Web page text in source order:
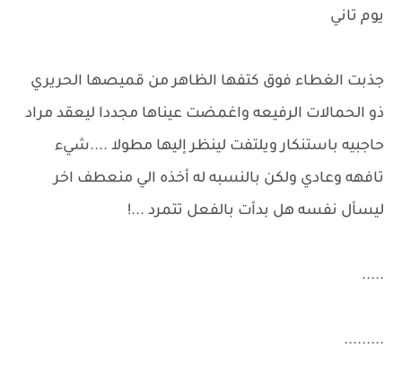
يوم تاني
جذبت الغطاء فوق كتفها الظاهر من قميصها الحريري
ذو الحمالات الرفيعه واغمضت عيناها مجددا ليعقد مراد
حاجبيه باستنكار ويلتفت لينظر إليها مطولا ....شيء
تافهه وعادي ولكن بالنسبه له أخذه الي منعطف اخر
ليسأل نفسه هل بدأت بالفعل تتمرد ...!
.....
.........